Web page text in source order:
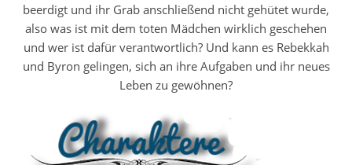
beerdigt und ihr Grab anschließend nicht gehütet wurde,
also was ist mit dem toten Mädchen wirklich geschehen
und wer ist dafür verantwortlich? Und kann es Rebekkah
und Byron gelingen, sich an ihre Aufgaben und ihr neues
Leben zu gewöhnen?